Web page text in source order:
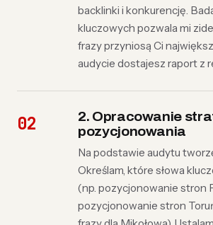
backlinki i konkurencję.
kluczowych pozwala mi
frazy przyniosą Ci
audycie dostajesz raport z
2. Opracowanie
pozycjonowania
Na podstawie audytu
Określam, które słowa
(np. pozycjonowanie stron
pozycjonowanie stron